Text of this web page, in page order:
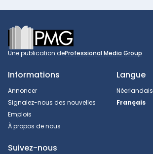
Footer
Une publication deProfessional Media Group
Informations
Annoncer
Signalez-nous des nouvelles
Emplois
À propos de nous
Langue
Néerlandais
Français
Suivez-nous